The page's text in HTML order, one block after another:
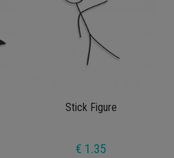
Stick Figure
€ 1.35